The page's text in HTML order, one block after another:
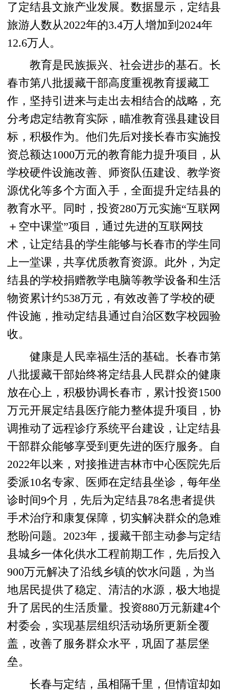
了定结县文旅产业发展。数据显示，定结县
旅游人数从2022年的3.4万人增加到2024年
12.6万人。
教育是民族振兴、社会进步的基石。长
春市第八批援藏干部高度重视教育援藏工
作，坚持引进来与走出去相结合的战略，充
分考虑定结教育实际，瞄准教育强县建设目
标，积极作为。他们先后对接长春市实施投
资总额达1000万元的教育能力提升项目，从
学校硬件设施改善、师资队伍建设、教学资
源优化等多个方面入手，全面提升定结县的
教育水平。同时，投资280万元实施“互联网
＋空中课堂”项目，通过先进的互联网技
术，让定结县的学生能够与长春市的学生同
上一堂课，共享优质教育资源。此外，为定
结县的学校捐赠教学电脑等教学设备和生活
物资累计约538万元，有效改善了学校的硬
件设施，推动定结县通过自治区数字校园验
收。
健康是人民幸福生活的基础。长春市第
八批援藏干部始终将定结县人民群众的健康
放在心上，积极协调长春市，累计投资1500
万元开展定结县医疗能力整体提升项目，协
调推动了远程诊疗系统平台建设，让定结县
干部群众能够享受到更先进的医疗服务。自
2022年以来，对接推进吉林市中心医院先后
委派10名专家、医师在定结县坐诊，每年坐
诊时间9个月，先后为定结县78名患者提供
手术治疗和康复保障，切实解决群众的急难
愁盼问题。2023年，援藏干部主动参与定结
县城乡一体化供水工程前期工作，先后投入
900万元解决了沿线乡镇的饮水问题，为当
地居民提供了稳定、清洁的水源，极大地提
升了居民的生活质量。投资880万元新建4个
村委会，实现基层组织活动场所更新全覆
盖，改善了服务群众水平，巩固了基层堡
垒。
长春与定结，虽相隔千里，但情谊却如